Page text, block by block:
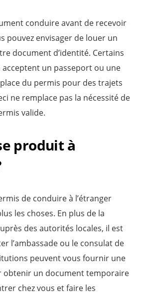
conduire avant de recevoir
pouvez envisager de louer un
document d’identité. Certains
un passeport ou une
du permis pour des trajets
ne remplace pas la nécessité de
valide.
produit à
de conduire à l’étranger
les choses. En plus de la
des autorités locales, il est
l’ambassade ou le consulat de
peuvent vous fournir une
obtenir un document temporaire
chez vous et faire les